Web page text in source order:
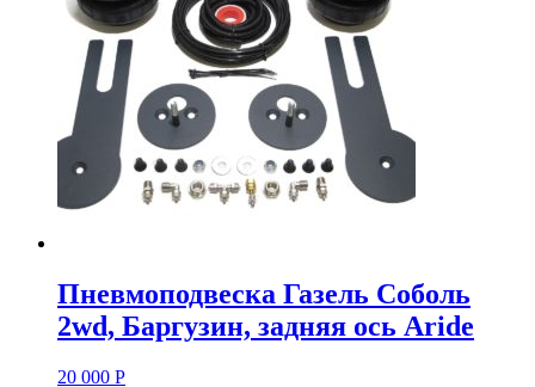
Пневмоподвеска Газель Соболь
2wd, Баргузин, задняя ось Aride
20 000 Р